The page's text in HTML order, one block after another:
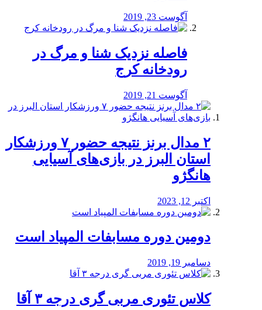
آگوست 23, 2019
️فاصله نزدیک شنا و مرگ در
رودخانه کرج
آگوست 21, 2019
۲ مدال برنز نتیجه حضور ۷ ورزشکار
استان البرز در بازی‌های آسیایی
هانگژو
اکتبر 12, 2023
دومین دوره مسابفات المپیاد است
دسامبر 19, 2019
کلاس تئوری مربی گری درجه ۳ آقا